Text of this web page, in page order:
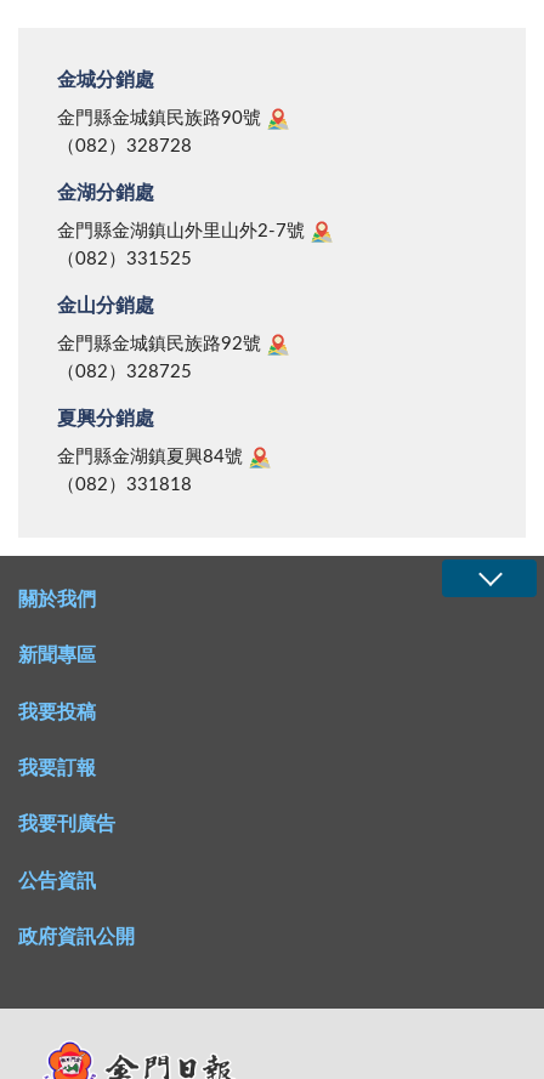
金城分銷處
金門縣金城鎮民族路90號
（082）328728
金湖分銷處
金門縣金湖鎮山外里山外2-7號
（082）331525
金山分銷處
金門縣金城鎮民族路92號
（082）328725
夏興分銷處
金門縣金湖鎮夏興84號
（082）331818
關於我們
新聞專區
我要投稿
我要訂報
我要刊廣告
公告資訊
政府資訊公開